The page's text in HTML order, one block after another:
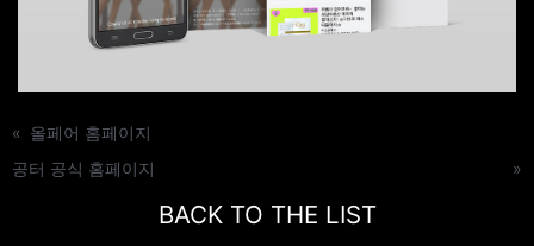
« 올페어 홈페이지
공터 공식 홈페이지
»
BACK TO THE LIST